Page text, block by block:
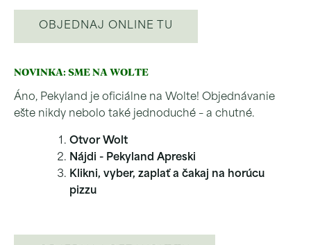
OBJEDNAJ ONLINE TU
NOVINKA: SME NA WOLTE
Áno, Pekyland je oficiálne na Wolte! Objednávanie
ešte nikdy nebolo také jednoduché – a chutné.
Otvor Wolt
Nájdi - Pekyland Apreski​
Klikni, vyber, zaplať a čakaj na horúcu
pizzu